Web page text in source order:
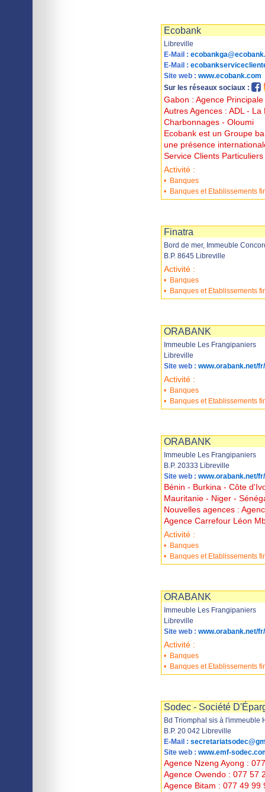
Ecobank
Libreville
E-Mail :
E-Mail :
Site web : www.ecobank.com
Sur les réseaux sociaux :
Gabon : Agence
Autres Agences : ADL -
Charbonnages - Oloumi
Ecobank est un Groupe
une présence
Service Clients
Activité :
• Banques
• Banques et Etablissements
Finatra
Bord de mer, Immeuble
B.P. 8645 Libreville
Activité :
• Banques
• Banques et Etablissements
ORABANK
Immeuble Les Frangipaniers
Libreville
Site web : www.orabank.net/
Activité :
• Banques
• Banques et Etablissements
ORABANK
Immeuble Les Frangipaniers
B.P. 20333 Libreville
Site web : www.orabank.net/
Bénin - Burkina - Côte
Mauritanie - Niger -
Nouvelles agences :
Agence Carrefour Léon
Activité :
• Banques
• Banques et Etablissements
ORABANK
Immeuble Les Frangipaniers
Libreville
Site web : www.orabank.net/
Activité :
• Banques
• Banques et Etablissements
Sodec - Société
Bd Triomphal sis à l'immeuble
B.P. 20 042 Libreville
E-Mail :
Site web : www.emf-
Agence Nzeng Ayong :
Agence Owendo : 077 57
Agence Bitam : 077 49 99